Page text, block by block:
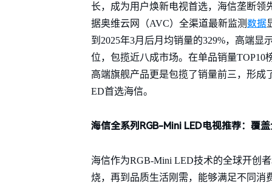
长，成为用户焕新电视首选，海信垄断领
据奥维云网（AVC）全渠道最新监测数据
到2025年3月后月均销量的329%，高端
位，包揽近八成市场。在单品销量TOP10
高端旗舰产品更是包揽了销量前三，形
ED首选海信。
海信全系列RGB-Mini LED电视推荐：覆
海信作为RGB-Mini LED技术的全球开创
烧，再到品质生活刚需，能够满足不同消